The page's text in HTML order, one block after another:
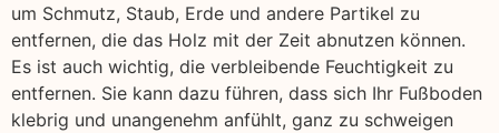
um Schmutz, Staub, Erde und andere Partikel zu
entfernen, die das Holz mit der Zeit abnutzen können.
Es ist auch wichtig, die verbleibende Feuchtigkeit zu
entfernen. Sie kann dazu führen, dass sich Ihr Fußboden
klebrig und unangenehm anfühlt, ganz zu schweigen